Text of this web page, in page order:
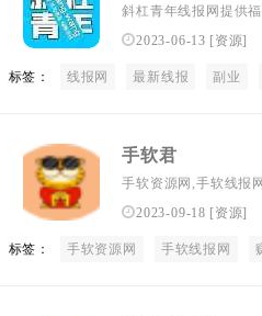
斜杠青年线报网提供
课程包含自媒体，拼
2023-06-13 [资源]
标签： 线报网 最新线报 副业
自媒体自学网 自媒体工具 自媒
手软君
手软资源网,手软线报
羊毛党,薅羊毛,红包活
2023-09-18 [资源]
标签： 手软资源网 手软线报网